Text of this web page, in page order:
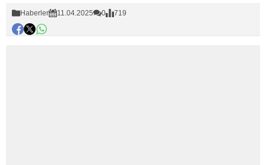
Haberler 11.04.2025 0 719